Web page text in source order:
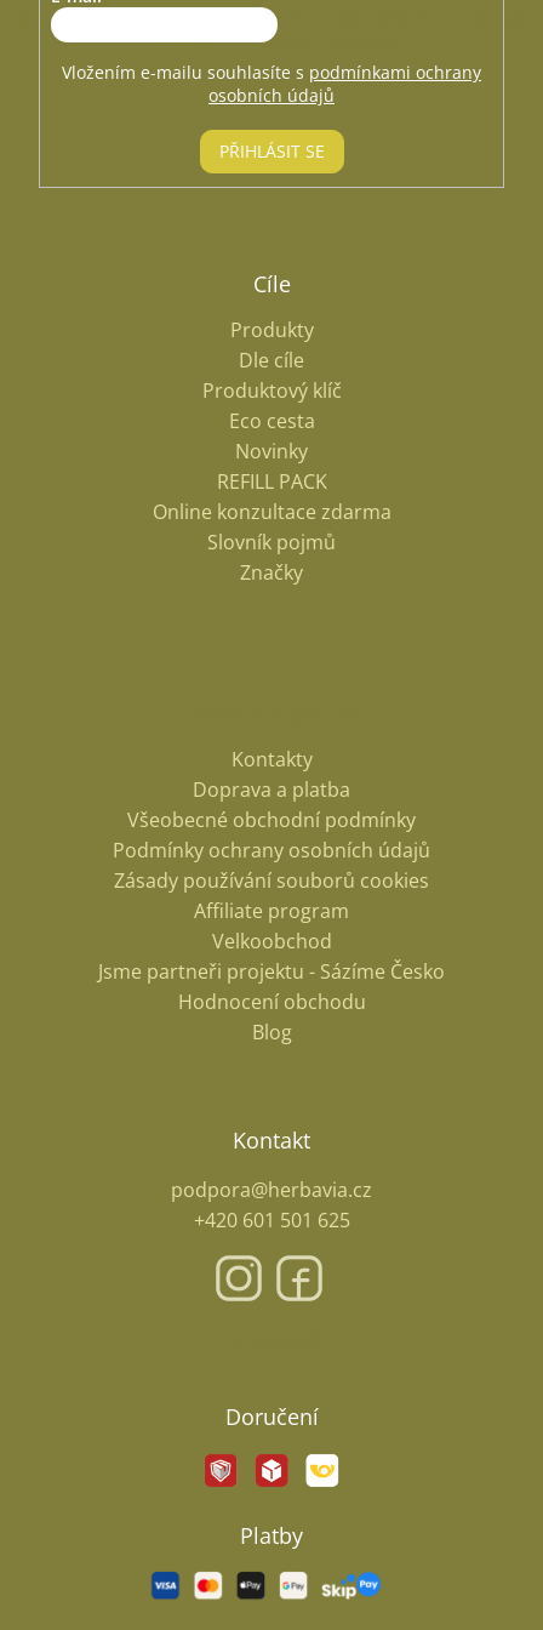
p
r
v
k
y
v
ý
p
Vložte svůj e-mail a my vám budeme zasílat informace o nových
produktech na našem e-shopu.
Vložením e-mailu souhlasíte s podmínkami ochrany
osobních údajů
PŘIHLÁSIT SE
Cíle
Produkty
Dle cíle
Produktový klíč
Eco cesta
Novinky
REFILL PACK
Online konzultace zdarma
Slovník pojmů
Značky
Kontakty
Doprava a platba
Všeobecné obchodní podmínky
Podmínky ochrany osobních údajů
Zásady používání souborů cookies
Affiliate program
Velkoobchod
Jsme partneři projektu - Sázíme Česko
Hodnocení obchodu
Blog
Kontakt
podpora@herbavia.cz
+420 601 501 625
Doručení
Platby